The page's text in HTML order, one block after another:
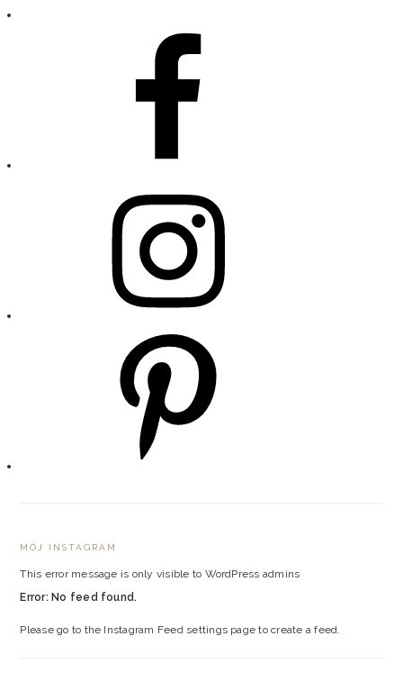
MÔJ INSTAGRAM
This error message is only visible to WordPress admins
Error: No feed found.
Please go to the Instagram Feed settings page to create a feed.